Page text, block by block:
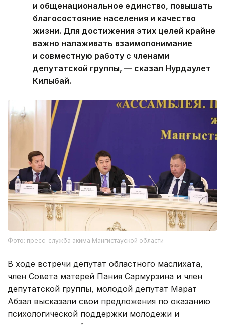
и общенациональное единство, повышать
благосостояние населения и качество
жизни. Для достижения этих целей крайне
важно налаживать взаимопонимание
и совместную работу с членами
депутатской группы, — сказал Нурдаулет
Килыбай.
Фото: пресс-служба акима Мангистауской области
В ходе встречи депутат областного маслихата,
член Совета матерей Пания Сармурзина и член
депутатской группы, молодой депутат Марат
Абзал высказали свои предложения по оказанию
психологической поддержки молодежи и